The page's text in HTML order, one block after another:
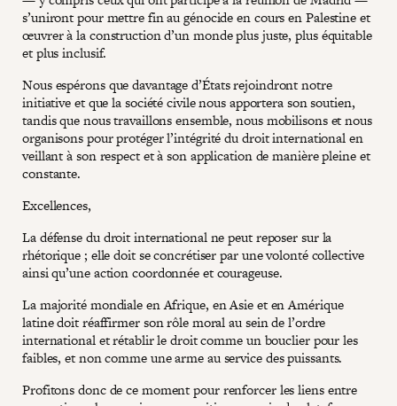
s’uniront pour mettre fin au génocide en cours en Palestine et
œuvrer à la construction d’un monde plus juste, plus équitable
et plus inclusif.
Nous espérons que davantage d’États rejoindront notre
initiative et que la société civile nous apportera son soutien,
tandis que nous travaillons ensemble, nous mobilisons et nous
organisons pour protéger l’intégrité du droit international en
veillant à son respect et à son application de manière pleine et
constante.
Excellences,
La défense du droit international ne peut reposer sur la
rhétorique ; elle doit se concrétiser par une volonté collective
ainsi qu’une action coordonnée et courageuse.
La majorité mondiale en Afrique, en Asie et en Amérique
latine doit réaffirmer son rôle moral au sein de l’ordre
international et rétablir le droit comme un bouclier pour les
faibles, et non comme une arme au service des puissants.
Profitons donc de ce moment pour renforcer les liens entre